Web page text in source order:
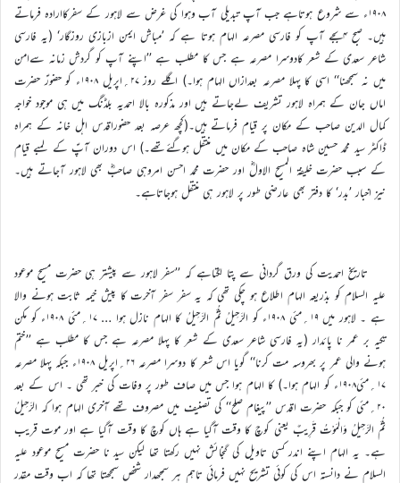
۱۹۰۸ء سے شروع ہوتاہے جب آپ تبدیلی آب وہوا کی غرض سے لاہور کے سفرکاارادہ فرماتے
ہیں۔ صبح ۴بجے آپ کو فارسی مصرعہ الہام ہوتا ہے کہ ’مباش ایمن ازبازی روزگار‘ (یہ فارسی
شاعر سعدی کے شعر کادوسرا مصرعہ ہے جس کا مطلب ہے ’’اپنے آپ کو گردش زمانہ سےامن
میں نہ سمجھنا‘‘ اسی کا پہلا مصرعہ بعدازاں الہام ہوا۔) اگلے روز ۲۷؍اپریل ۱۹۰۸ء کو حضورؑ حضرت
اماں جان کے ہمراہ لاہور تشریف لےجاتے ہیں اور مذکورہ بالا احمدیہ بلڈنگ میں ہی موجود خواجہ
کمال الدین صاحب کے مکان پر قیام فرماتے ہیں۔(کچھ عرصہ بعد حضوراقدس اہل خانہ کے ہمراہ
ڈاکٹر سید محمد حسین شاہ صاحب کے مکان میں منتقل ہوگئےتھے۔) اس دوران آپؑ کے لمبے قیام
کے سبب حضرت خلیفۃ المسیح الاولؓ اور حضرت محمد احسن امروہی صاحبؓ بھی لاہور آجاتے ہیں۔
نیز اخبار ’بدر‘ کا دفتر بھی عارضی طور پر لاہور ہی منتقل ہوجاتاہے۔
تاریخ احمدیت کی ورق گردانی سے پتا لگتاہے کہ ’’سفر لاہور سے پیشتر ہی حضرت مسیح موعود
علیہ السلام کو بذریعہ الہام اطلاع ہو چکی تھی کہ یہ سفر سفر آخرت کا پیش خیمہ ثابت ہونے والا
ہے ۔ لاہور میں ۱۹؍مئی ۱۹۰۸ء کو الرَّحِيلُ ثُمَّ الرَّحِيلُ کا الہام نازل ہوا … ۱۷؍مئی ۱۹۰۸ء کو مکن
تکیہ بر عمر نا پائدار (یہ فارسی شاعر سعدی کے شعر کا پہلا مصرعہ ہے جس کا مطلب ہے ’’ختم
ہونے والی عمر پر بھروسہ مت کرنا‘‘ گویا اس شعر کا دوسرا مصرعہ ۲۶؍اپریل ۱۹۰۸ء جبکہ پہلا مصرعہ
۱۷؍مئی۱۹۰۸ء کو الہام ہوا۔) کا الہام ہوا جس میں صاف طور پر وفات کی خبر تھی ۔ اس کے بعد
۲۰؍مئی کو جبکہ حضرت اقدس ’’پیغام صلح‘‘ کی تصنیف میں مصروف تھے آخری الہام ہوا کہ الرَّحِيلُ
ثُمَّ الرَّحِيلُ وَالْمَوْتُ قَرِيبٌ یعنی کوچ کا وقت آگیا ہے ہاں کوچ کا وقت آگیا ہے اور موت قریب
ہے۔ یہ الہام اپنے اندر کسی تاویل کی گنجائش نہیں رکھتا تھا لیکن سید نا حضرت مسیح موعود علیہ
السلام نے دانستہ اس کی کوئی تشریح نہیں فرمائی تاہم ہر سمجھدار شخص سمجھتا تھا کہ اب وقت مقدر